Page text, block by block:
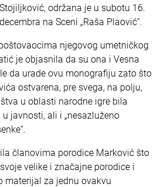
Stojiljković, održana je u subotu 16.
decembra na Sceni „Raša Plaović“.
njegovog umetničkog
je objasnila da su ona i Vesna
da urade ovu monografiju zato što
ostvarena, pre svega, na polju,
u oblasti narodne igre bila
javnosti, ali i „nesazluženo
članovima porodice Marković što
velike i značajne porodice i
materijal za jednu ovakvu